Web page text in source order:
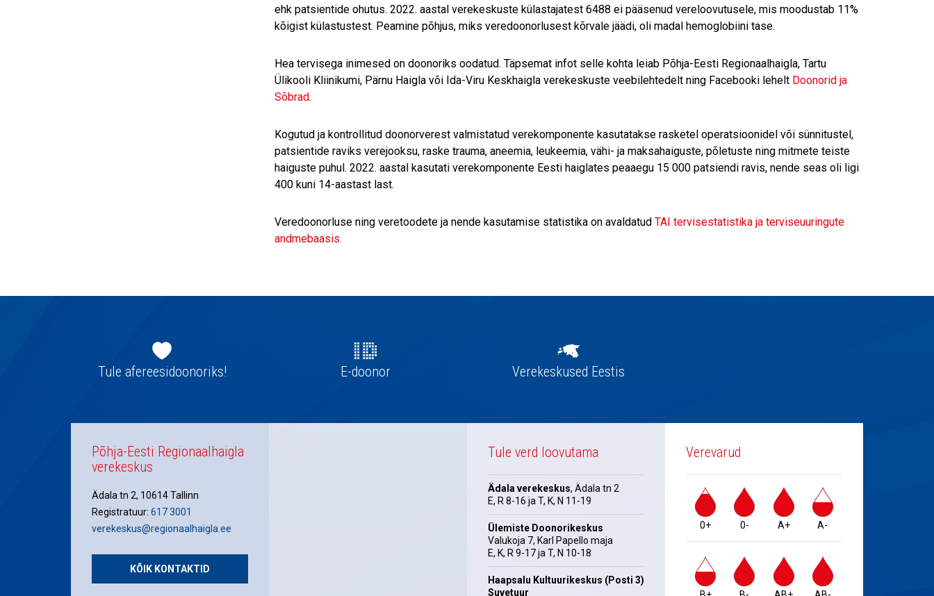
ehk patsientide ohutus. 2022. aastal verekeskuste külastajatest 6488 ei pääsenud vereloovutusele, mis moodustab 11%
kõigist külastustest. Peamine põhjus, miks veredoonorlusest kõrvale jäädi, oli madal hemoglobiini tase.
Hea tervisega inimesed on doonoriks oodatud. Täpsemat infot selle kohta leiab Põhja-Eesti Regionaalhaigla, Tartu
Ülikooli Kliinikumi, Pärnu Haigla või Ida-Viru Keskhaigla verekeskuste veebilehtedelt ning Facebooki lehelt Doonorid ja
Sõbrad.
Kogutud ja kontrollitud doonorverest valmistatud verekomponente kasutatakse rasketel operatsioonidel või sünnitustel,
patsientide raviks verejooksu, raske trauma, aneemia, leukeemia, vähi- ja maksahaiguste, põletuste ning mitmete teiste
haiguste puhul. 2022. aastal kasutati verekomponente Eesti haiglates peaaegu 15 000 patsiendi ravis, nende seas oli ligi
400 kuni 14-aastast last.
Veredoonorluse ning veretoodete ja nende kasutamise statistika on avaldatud TAI tervisestatistika ja terviseuuringute
andmebaasis.
navigatsioonTule afereesidoonoriks! E-doonor Verekeskused Eestis
Põhja-Eesti Regionaalhaigla
verekeskus
Ädala tn 2, 10614 Tallinn
Registratuur: 617 3001
verekeskus@regionaalhaigla.ee
KÕIK KONTAKTID
Tule verd loovutama
Ädala verekeskus, Ädala tn 2
E, R 8-16 ja T, K, N 11-19
Ülemiste Doonorikeskus
Valukoja 7, Karl Papello maja
E, K, R 9-17 ja T, N 10-18
Haapsalu Kultuurikeskus (Posti 3)
Suvetuur
Verevarud
0+ 0- A+ A-